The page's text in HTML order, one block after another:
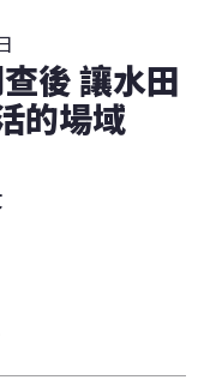
後 讓水田
的場域